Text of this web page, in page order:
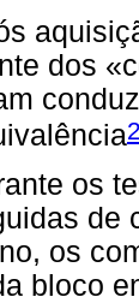
dos
2
os
de
os
bloco